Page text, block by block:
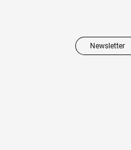
Newsletter